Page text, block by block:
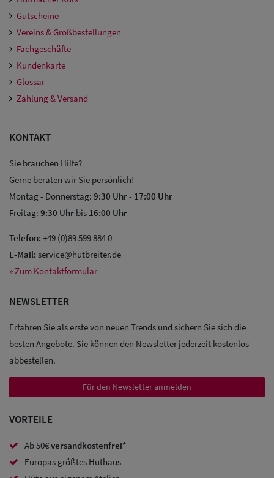
Sale: Caps
Caps
Sale: Army
Caps
Trucker
Caps
Gutscheine
Vereins & Großbestellungen
Fachgeschäfte
Kundenkarte
Glossar
Zahlung & Versand
KONTAKT
Sie brauchen Hilfe?
Gerne beraten wir Sie persönlich!
Montag - Donnerstag: 9:30 Uhr- 17:00 Uhr
Freitag: 9:30 Uhr bis 16:00 Uhr
Telefon: +49 (0)89 599 884 0
E-Mail: service@hutbreiter.de
» Zum Kontaktformular
NEWSLETTER
Erfahren Sie als erste von neuen Trends und sichern Sie sich die
besten Angebote. Sie können den Newsletter jederzeit kostenlos
abbestellen.
Für den Newsletter anmelden
VORTEILE
Ab 50€versandkostenfrei*
Europas größtes Huthaus